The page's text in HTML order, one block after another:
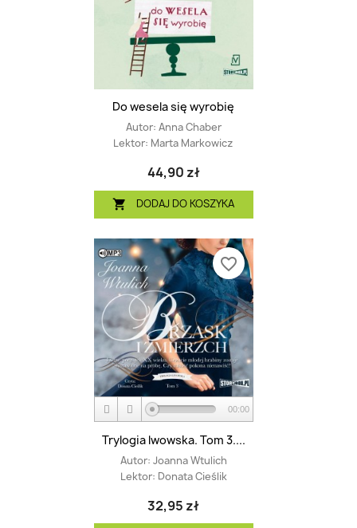
Do wesela się wyrobię
Autor: Anna Chaber
Lektor: Marta Markowicz
44,90 zł
 DODAJ DO KOSZYKA
00:00
Trylogia lwowska. Tom 3....
Autor: Joanna Wtulich
Lektor: Donata Cieślik
32,95 zł
favorite_border